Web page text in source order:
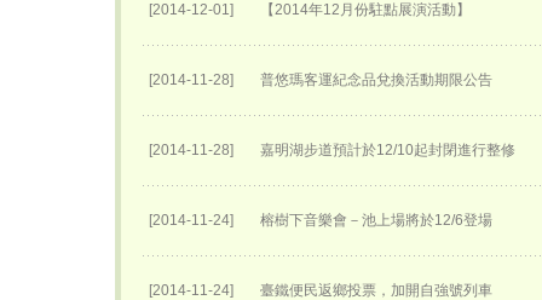
[2014-12-01] 【2014年12月份駐點展演活動】
[2014-11-28] 普悠瑪客運紀念品兌換活動期限公告
[2014-11-28] 嘉明湖步道預計於12/10起封閉進行整修
[2014-11-24] 榕樹下音樂會－池上場將於12/6登場
[2014-11-24] 臺鐵便民返鄉投票，加開自強號列車